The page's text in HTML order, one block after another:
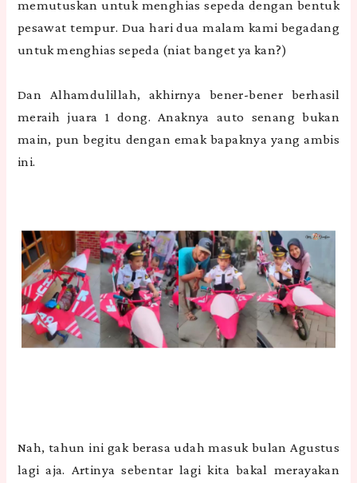
memutuskan untuk menghias sepeda dengan bentuk
pesawat tempur. Dua hari dua malam kami begadang
untuk menghias sepeda (niat banget ya kan?)
Dan Alhamdulillah, akhirnya bener-bener berhasil
meraih juara 1 dong. Anaknya auto senang bukan
main, pun begitu dengan emak bapaknya yang ambis
ini.
Nah, tahun ini gak berasa udah masuk bulan Agustus
lagi aja. Artinya sebentar lagi kita bakal merayakan